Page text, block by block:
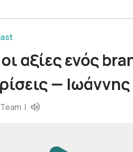
οι αξίες ενός
—
|